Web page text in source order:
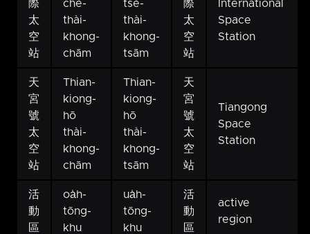
際
太
空
站
chè-
thài-
khong-
chām
tsè-
thài-
khong-
tsām
際
太
空
站
International
Space
Station
天
宮
號
太
空
站
Thian-
kiong-
hō
thài-
khong-
chām
Thian-
kiong-
hō
thài-
khong-
tsām
天
宮
號
太
空
站
Tiangong
Space
Station
活
動
區
oa̍h-
tōng-
khu
ua̍h-
tōng-
khu
活
動
區
active
region